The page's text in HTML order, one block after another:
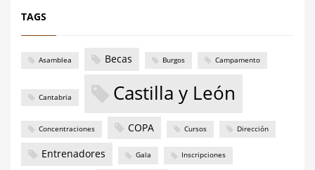
TAGS
Asamblea Becas Burgos Campamento
Cantabria Castilla y León
Concentraciones COPA Cursos Dirección
Entrenadores Gala Inscripciones